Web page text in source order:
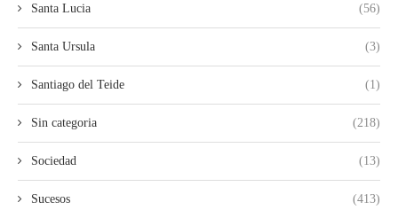
Santa Lucia (56)
Santa Ursula (3)
Santiago del Teide (1)
Sin categoria (218)
Sociedad (13)
Sucesos (413)